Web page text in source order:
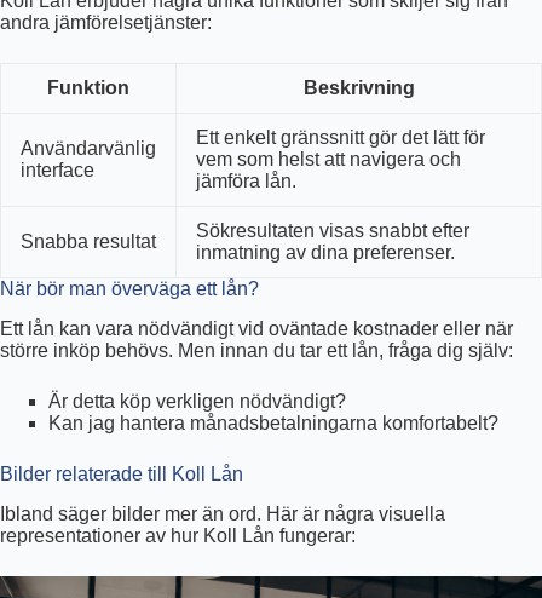
andra jämförelsetjänster:
Funktion Beskrivning
Användarvänlig
interface
Ett enkelt gränssnitt gör det lätt för
vem som helst att navigera och
jämföra lån.
Snabba resultat
Sökresultaten visas snabbt efter
inmatning av dina preferenser.
När bör man överväga ett lån?
Ett lån kan vara nödvändigt vid oväntade kostnader eller när
större inköp behövs. Men innan du tar ett lån, fråga dig själv:
Är detta köp verkligen nödvändigt?
Kan jag hantera månadsbetalningarna komfortabelt?
Bilder relaterade till Koll Lån
Ibland säger bilder mer än ord. Här är några visuella
representationer av hur Koll Lån fungerar: